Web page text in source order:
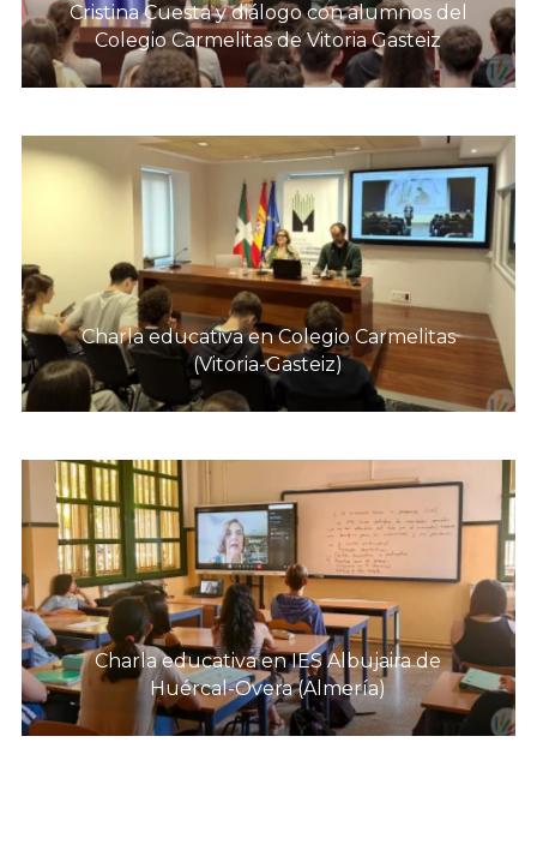
Cristina Cuesta y diálogo con alumnos del
Colegio Carmelitas de Vitoria Gasteiz
Charla educativa en Colegio Carmelitas
(Vitoria-Gasteiz)
Charla educativa en IES Albujaira de
Huércal-Overa (Almería)